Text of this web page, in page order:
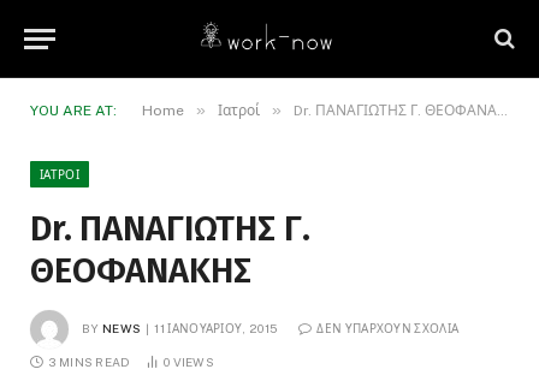
YOU ARE AT: Home » Ιατροί » Dr. ΠΑΝΑΓΙΩΤΗΣ Γ. ΘΕΟΦΑΝΑΚΗΣ
ΙΑΤΡΟΊ
Dr. ΠΑΝΑΓΙΩΤΗΣ Γ.
ΘΕΟΦΑΝΑΚΗΣ
BY NEWS 11 ΙΑΝΟΥΑΡΊΟΥ, 2015 ΔΕΝ ΥΠΆΡΧΟΥΝ ΣΧΌΛΙΑ
3 MINS READ 0 VIEWS